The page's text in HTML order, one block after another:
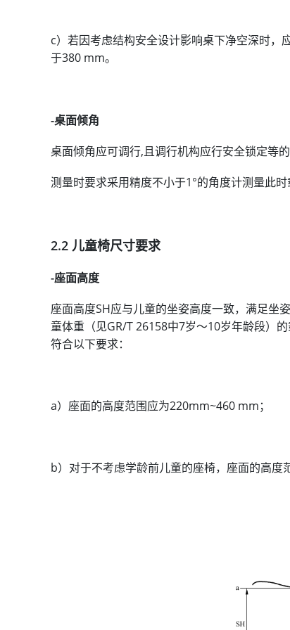
c）若因考虑结构安全设计影响桌下净空深时
于380 mm。
-桌面倾角
桌面倾角应可调行,且调行机构应行安全锁定等
测量时要求采用精度不小于1°的角度计测量此
2.2 儿童椅尺寸要求
-座面高度
座面高度SH应与儿童的坐姿高度一致，满足坐
童体重（见GR/T 26158中7岁〜10岁年龄段）
符合以下要求：
a）座面的高度范围应为220mm~460 mm；
b）对于不考虑学龄前儿童的座椅，座面的高度